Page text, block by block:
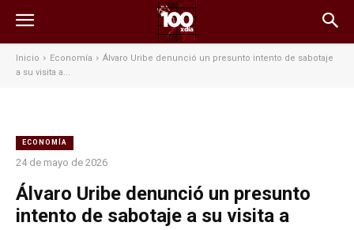
Inicio Economía
Álvaro Uribe denunció un presunto intento de sabotaje
a su visita a...
ECONOMÍA
24 de mayo de 2026
Álvaro Uribe denunció un presunto
intento de sabotaje a su visita a